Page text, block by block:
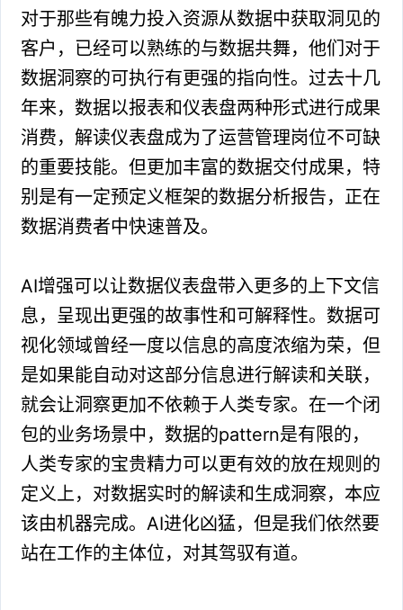
对于那些有魄力投入资源从数据中获取洞见的
客户，已经可以熟练的与数据共舞，他们对于
数据洞察的可执行有更强的指向性。过去十几
年来，数据以报表和仪表盘两种形式进行成果
消费，解读仪表盘成为了运营管理岗位不可缺
的重要技能。但更加丰富的数据交付成果，特
别是有一定预定义框架的数据分析报告，正在
数据消费者中快速普及。
AI增强可以让数据仪表盘带入更多的上下文信
息，呈现出更强的故事性和可解释性。数据可
视化领域曾经一度以信息的高度浓缩为荣，但
是如果能自动对这部分信息进行解读和关联，
就会让洞察更加不依赖于人类专家。在一个闭
包的业务场景中，数据的pattern是有限的，
人类专家的宝贵精力可以更有效的放在规则的
定义上，对数据实时的解读和生成洞察，本应
该由机器完成。 AI进化凶猛，但是我们依然要
站在工作的主体位，对其驾驭有道。